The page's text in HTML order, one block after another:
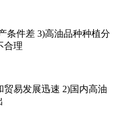
条件差 3)高油品种种植分
合理
易发展迅速 2)国内高油